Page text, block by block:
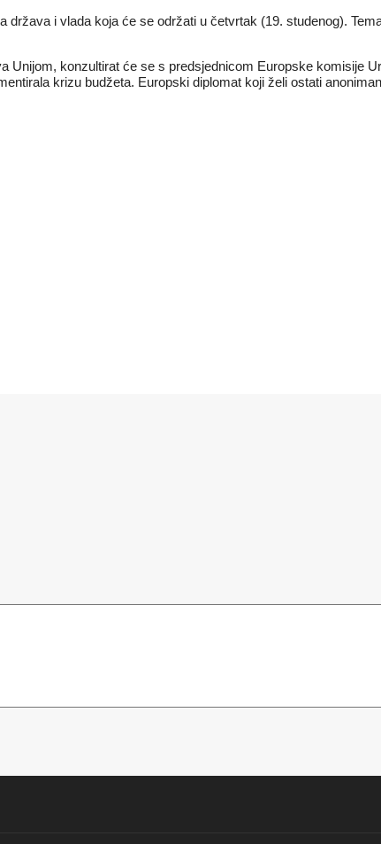
i vlada koja će se održati u četvrtak (19. studenog).
Unijom, konzultirat će se s predsjednicom Europske komisije
krizu budžeta. Europski diplomat koji želi ostati